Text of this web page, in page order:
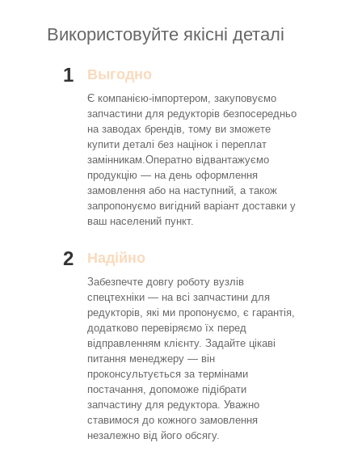
Використовуйте якісні деталі
1 Выгодно
Є компанією-імпортером, закуповуємо
запчастини для редукторів безпосередньо
на заводах брендів, тому ви зможете
купити деталі без націнок і переплат
замінникам.Оператно відвантажуємо
продукцію — на день оформлення
замовлення або на наступний, а також
запропонуємо вигідний варіант доставки у
ваш населений пункт.
2 Надійно
Забезпечте довгу роботу вузлів
спецтехніки — на всі запчастини для
редукторів, які ми пропонуємо, є гарантія,
додатково перевіряємо їх перед
відправленням клієнту. Задайте цікаві
питання менеджеру — він
проконсультується за термінами
постачання, допоможе підібрати
запчастину для редуктора. Уважно
ставимося до кожного замовлення
незалежно від його обсягу.